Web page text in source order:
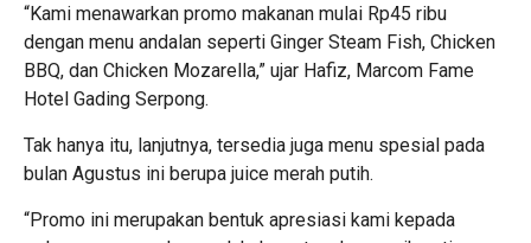
“Kami menawarkan promo makanan mulai Rp45 ribu
dengan menu andalan seperti Ginger Steam Fish, Chicken
BBQ, dan Chicken Mozarella,” ujar Hafiz, Marcom Fame
Hotel Gading Serpong.
Tak hanya itu, lanjutnya, tersedia juga menu spesial pada
bulan Agustus ini berupa juice merah putih.
“Promo ini merupakan bentuk apresiasi kami kepada